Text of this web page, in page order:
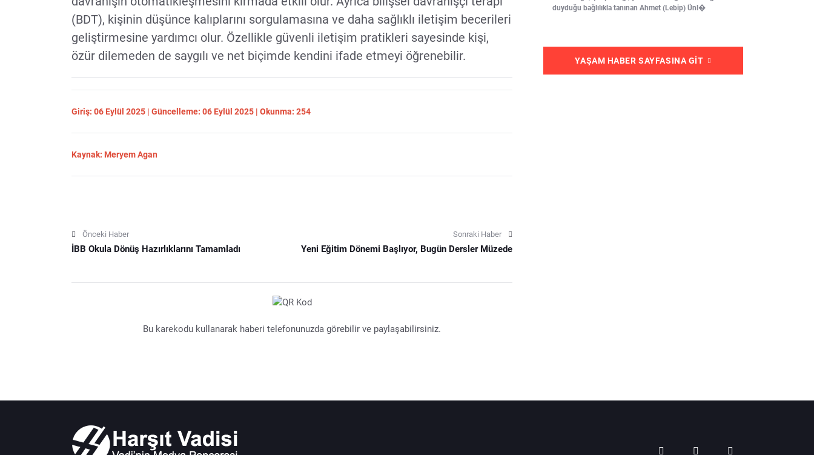
(BDT), kişinin düşünce kalıplarını sorgulamasına ve daha sağlıklı iletişim becerileri
geliştirmesine yardımcı olur. Özellikle güvenli iletişim pratikleri sayesinde kişi,
özür dilemeden de saygılı ve net biçimde kendini ifade etmeyi öğrenebilir.
Giriş: 06 Eylül 2025 | Güncelleme: 06 Eylül 2025 | Okunma: 254
Kaynak: Meryem Agan
Önceki Haber
İBB Okula Dönüş Hazırlıklarını Tamamladı
Sonraki Haber
Yeni Eğitim Dönemi Başlıyor, Bugün Dersler Müzede
Bu karekodu kullanarak haberi telefonunuzda görebilir ve paylaşabilirsiniz.
duyduğu bağlılıkla tanınan Ahmet (Lebip) Ünl�
YAŞAM HABER SAYFASINA GIT